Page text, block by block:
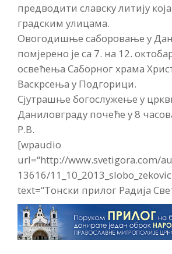
предводити славску литију
градским улицама.
Овогодишње саборовање у
помјерено је са 7. на 12.
освећења Саборног храма
Васкрсења у Подгорици.
Сјутрашње богослужење у
Даниловграду почеће у 8
Р.В.
[wpaudio
url=“http://www.svetigora.com/
13616/
text=“Тонски прилог Радија